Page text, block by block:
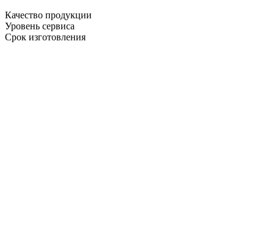
Качество продукции
Уровень сервиса
Срок изготовления